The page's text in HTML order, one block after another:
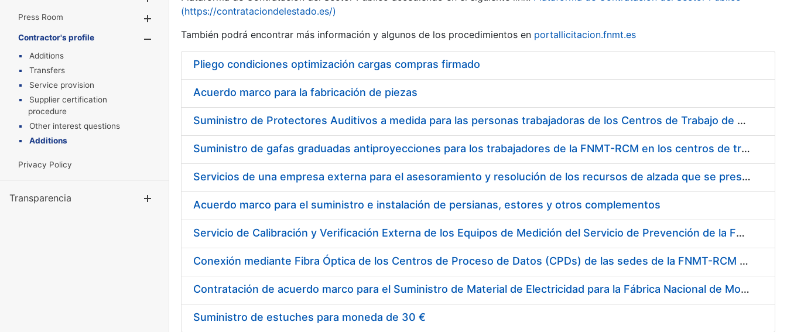
Press Room
Show/Hide
Contractor's profile
Show/Hide
Additions
Transfers
Service provision
Supplier certification
procedure
Other interest questions
Additions
Privacy Policy
Transparencia Show/Hide
(https://contrataciondelestado.es/)
También podrá encontrar más información y algunos de los procedimientos en portallicitacion.fnmt.es
Pliego condiciones optimización cargas compras firmado
Acuerdo marco para la fabricación de piezas
Suministro de Protectores Auditivos a medida para las personas trabajadoras de los Centros de Trabajo de Madrid y Burgos
Suministro de gafas graduadas antiproyecciones para los trabajadores de la FNMT-RCM en los centros de trabajo de Madrid y Burgos
Servicios de una empresa externa para el asesoramiento y resolución de los recursos de alzada que se presentan relacionados con procesos de selección para la FNMT-RCM
Acuerdo marco para el suministro e instalación de persianas, estores y otros complementos
Servicio de Calibración y Verificación Externa de los Equipos de Medición del Servicio de Prevención de la FNMT-RCM
Conexión mediante Fibra Óptica de los Centros de Proceso de Datos (CPDs) de las sedes de la FNMT-RCM de Burgos y Madrid
Contratación de acuerdo marco para el Suministro de Material de Electricidad para la Fábrica Nacional de Moneda y Timbre-Real Casa de la Moneda en su centro de trabajo de Burgos
Suministro de estuches para moneda de 30 €